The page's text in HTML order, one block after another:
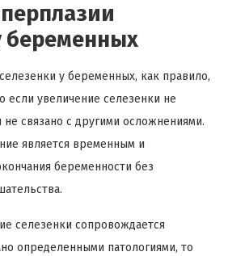
беременных
у беременных, как правило,
если увеличение селезенки не
связано с другими осложнениями.
является временным и
беременности без
селезенки сопровождается
определенными патологиями, то